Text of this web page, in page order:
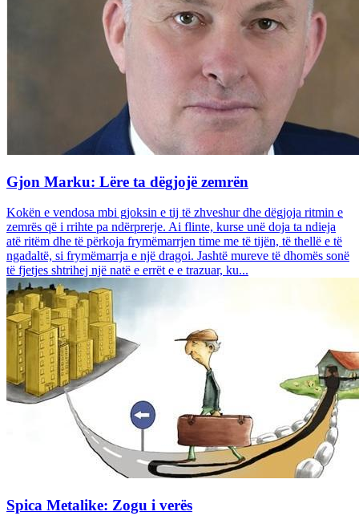
Gjon Marku: Lëre ta dëgjojë zemrën
Kokën e vendosa mbi gjoksin e tij të zhveshur dhe dëgjoja ritmin e
zemrës që i rrihte pa ndërprerje. Ai flinte, kurse unë doja ta ndieja
atë ritëm dhe të përkoja frymëmarrjen time me të tijën, të thellë e të
ngadaltë, si frymëmarrja e një dragoi. Jashtë mureve të dhomës sonë
të fjetjes shtrihej një natë e errët e e trazuar, ku...
Spica Metalike: Zogu i verës